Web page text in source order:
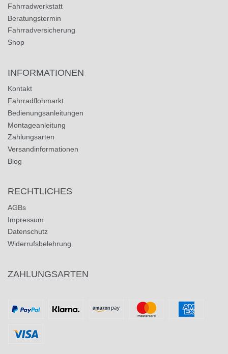
Fahrradwerkstatt
Beratungstermin
Fahrradversicherung
Shop
INFORMATIONEN
Kontakt
Fahrradflohmarkt
Bedienungsanleitungen
Montageanleitung
Zahlungsarten
Versandinformationen
Blog
RECHTLICHES
AGBs
Impressum
Datenschutz
Widerrufsbelehrung
ZAHLUNGSARTEN